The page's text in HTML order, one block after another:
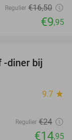
Regulier €16,50
€9,95
38%
-diner bij
9.7 star
Regulier €24
€14,95